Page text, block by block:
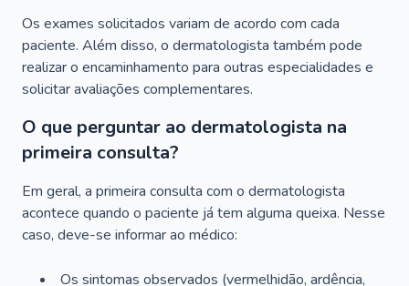
Os exames solicitados variam de acordo com cada
paciente. Além disso, o dermatologista também pode
realizar o encaminhamento para outras especialidades e
solicitar avaliações complementares.
O que perguntar ao dermatologista na
primeira consulta?
Em geral, a primeira consulta com o dermatologista
acontece quando o paciente já tem alguma queixa. Nesse
caso, deve-se informar ao médico:
Os sintomas observados (vermelhidão, ardência,